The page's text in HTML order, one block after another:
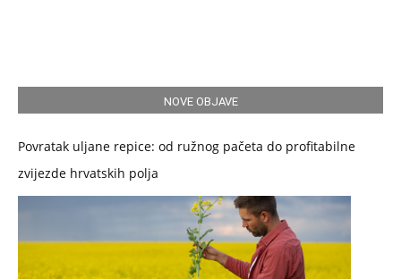
NOVE OBJAVE
Povratak uljane repice: od ružnog pačeta do profitabilne
zvijezde hrvatskih polja